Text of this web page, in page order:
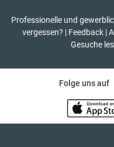
Professionelle und
vergessen? | Feedback |
Gesuche
Folge uns auf